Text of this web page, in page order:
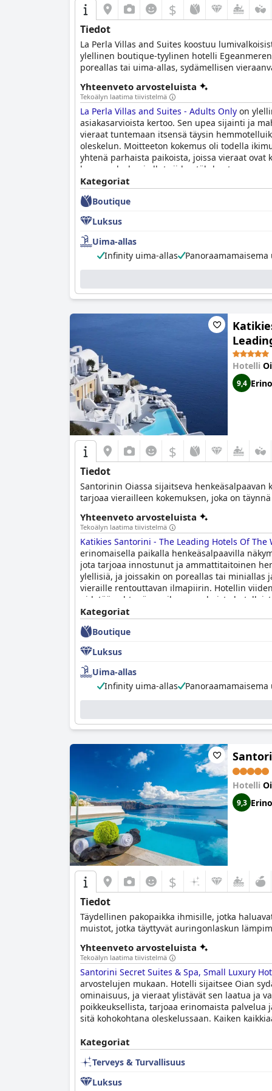
$
Tiedot
La Perla Villas and Suites koostuu
ylellinen boutique-tyylinen hotelli
poreallas tai uima-allas, sydämellisen
Yhteenveto arvosteluista
Tekoälyn laatima tiivistelmä
La Perla Villas and Suites - Adults Only on
asiakasarvioista kertoo. Sen upea sijainti ja
vieraat tuntemaan itsensä täysin
oleskelun. Moitteeton kokemus oli todella
yhtenä parhaista paikoista, joissa vieraat ovat
huonepalvelu ei ollut viiden tähden tasoa,
yöpyneet. Poikkeuksellinen palvelu ja
irtiotolle. Kaiken kaikkiaan vieraat
Kategoriat
Boutique
Luksus
Uima-allas
Infinity uima-allas
Panoraamamaisema
Hotelli
9,4
$
Tiedot
Santorinin Oiassa sijaitseva
tarjoaa vierailleen kokemuksen, joka on
Yhteenveto arvosteluista
Tekoälyn laatima tiivistelmä
Katikies Santorini - The Leading Hotels Of
erinomaisella paikalla henkeäsalpaavilla
jota tarjoaa innostunut ja ammattitaitoinen
ylellisiä, ja joissakin on poreallas tai miniallas
vieraille rentouttavan ilmapiirin. Hotellin
pidetään yhtenä maailman parhaista
Kategoriat
Boutique
Luksus
Uima-allas
Infinity uima-allas
Panoraamamaisema
Hotelli
9,3
$
Tiedot
Täydellinen pakopaikka ihmisille, jotka
muistot, jotka täyttyvät auringonlaskun
Yhteenveto arvosteluista
Tekoälyn laatima tiivistelmä
Santorini Secret Suites & Spa, Small Luxury
arvostelujen mukaan. Hotelli sijaitsee Oian
ominaisuus, ja vieraat ylistävät sen laatua ja
poikkeuksellista, tarjoaa erinomaista
sitä kohokohtana oleskelussaan. Kaiken
Kategoriat
Terveys & Turvallisuus
Luksus